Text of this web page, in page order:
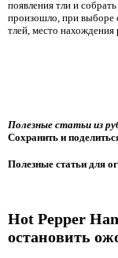
появления тли и
произошло, при
тлей, место нахождения
Полезные статьи из
Сохранить и
Полезные статьи для
Hot Pepper
остановить